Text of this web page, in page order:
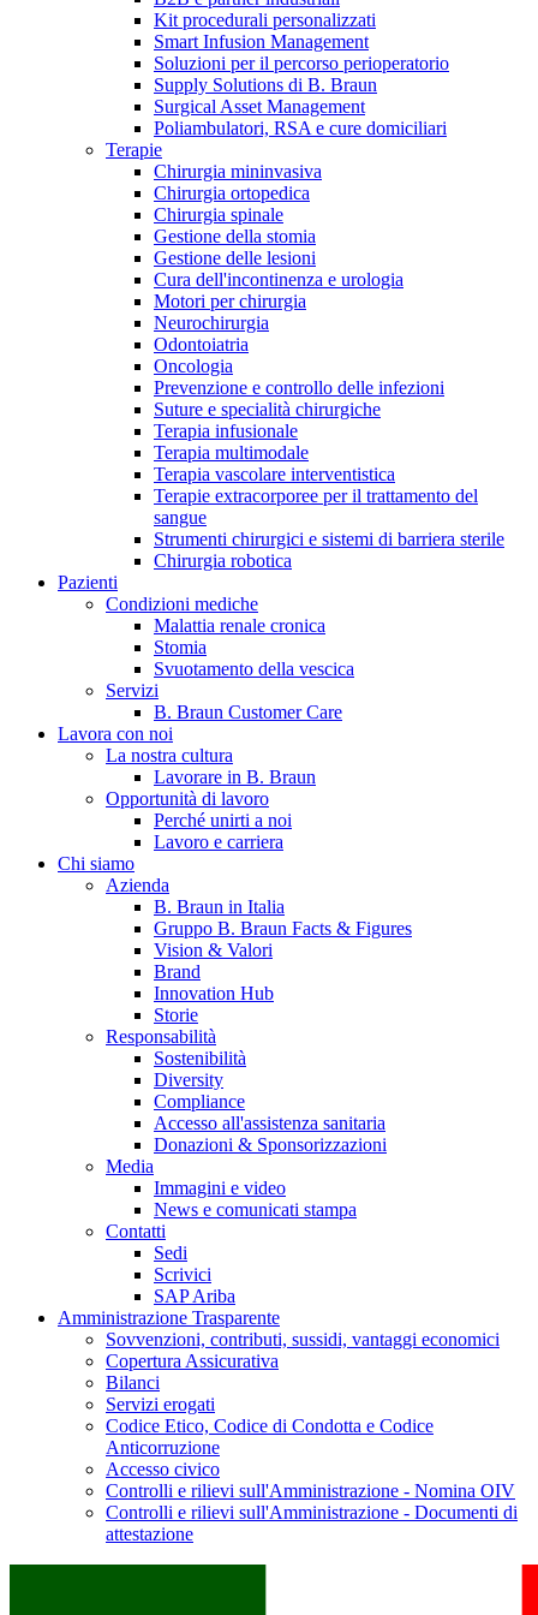
Catalogo prodotti
Trova il prodotto che stai cercando. Visita il catalogo B.
Braun con il nostro portfolio completo.
Hai domande o richieste? Scrivici per entrare subito in
contatto con un nostro referente.
B. Braun in Italia
Scopri chi siamo ed entra nel mondo di B. Braun in Italia: 4
sedi, 4 aziende, più di 700 dipendenti e un Centro di
Eccellenza a livello globale.
Kit procedurali personalizzati
Smart Infusion Management
Soluzioni per il percorso perioperatorio
Supply Solutions di B. Braun
Surgical Asset Management
Poliambulatori, RSA e cure domiciliari
Terapie
Chirurgia mininvasiva
Chirurgia ortopedica
Chirurgia spinale
Gestione della stomia
Gestione delle lesioni
Cura dell'incontinenza e urologia
Motori per chirurgia
Neurochirurgia
Odontoiatria
Oncologia
Prevenzione e controllo delle infezioni
Suture e specialità chirurgiche
Terapia infusionale
Terapia multimodale
Terapia vascolare interventistica
Terapie extracorporee per il trattamento del
sangue
Strumenti chirurgici e sistemi di barriera sterile
Chirurgia robotica
Pazienti
Condizioni mediche
Malattia renale cronica
Stomia
Svuotamento della vescica
Servizi
B. Braun Customer Care
Lavora con noi
La nostra cultura
Lavorare in B. Braun
Opportunità di lavoro
Perché unirti a noi
Lavoro e carriera
Chi siamo
Azienda
B. Braun in Italia
Gruppo B. Braun Facts & Figures
Vision & Valori
Brand
Innovation Hub
Storie
Responsabilità
Sostenibilità
Diversity
Compliance
Accesso all'assistenza sanitaria
Donazioni & Sponsorizzazioni
Media
Immagini e video
News e comunicati stampa
Contatti
Sedi
Scrivici
SAP Ariba
Amministrazione Trasparente
Sovvenzioni, contributi, sussidi, vantaggi economici
Copertura Assicurativa
Bilanci
Servizi erogati
Codice Etico, Codice di Condotta e Codice
Anticorruzione
Accesso civico
Controlli e rilievi sull'Amministrazione - Nomina OIV
Controlli e rilievi sull'Amministrazione - Documenti di
attestazione